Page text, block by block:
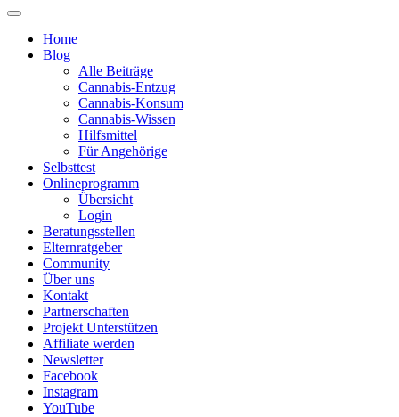
Home
Blog
Alle Beiträge
Cannabis-Entzug
Cannabis-Konsum
Cannabis-Wissen
Hilfsmittel
Für Angehörige
Selbsttest
Onlineprogramm
Übersicht
Login
Beratungsstellen
Elternratgeber
Community
Über uns
Kontakt
Partnerschaften
Projekt Unterstützen
Affiliate werden
Newsletter
Facebook
Instagram
YouTube